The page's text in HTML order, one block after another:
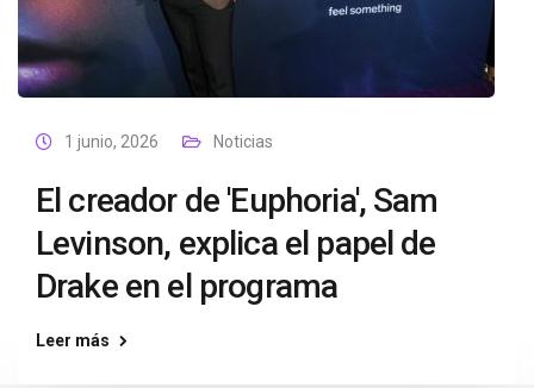
1 junio, 2026 Noticias
El creador de 'Euphoria', Sam
Levinson, explica el papel de
Drake en el programa
Leer más